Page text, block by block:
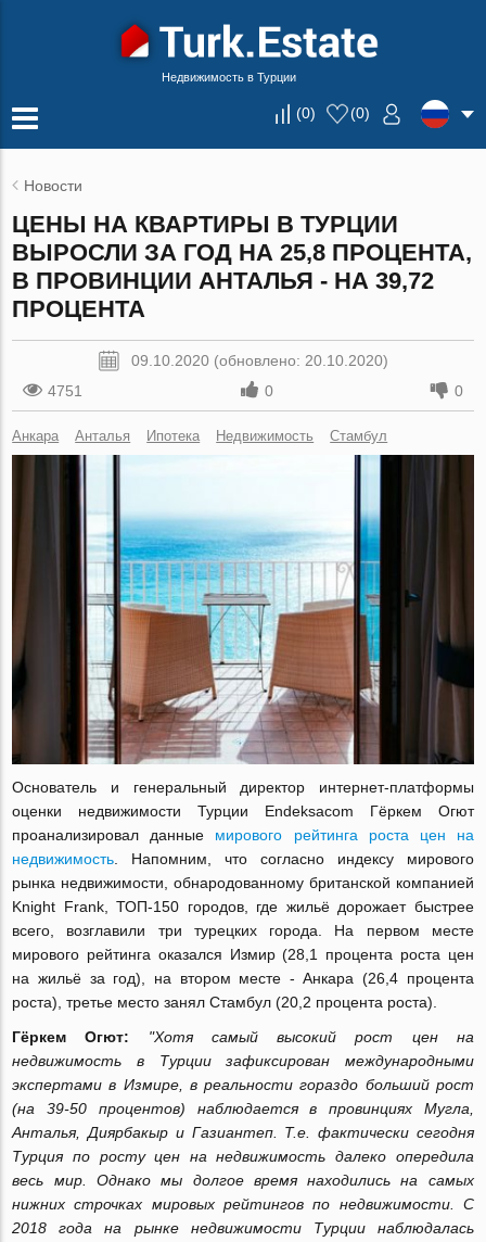
Недвижимость в Турции
(0) (0)
Новости
ЦЕНЫ НА КВАРТИРЫ В ТУРЦИИ
ВЫРОСЛИ ЗА ГОД НА 25,8 ПРОЦЕНТА,
В ПРОВИНЦИИ АНТАЛЬЯ - НА 39,72
ПРОЦЕНТА
09.10.2020 (обновлено: 20.10.2020)
4751
0 0
Анкара Анталья Ипотека Недвижимость Стамбул
Основатель и генеральный директор интернет-платформы
оценки недвижимости Турции Endeksacom Гёркем Огют
проанализировал данные мирового рейтинга роста цен на
недвижимость . Напомним, что согласно индексу мирового
рынка недвижимости, обнародованному британской компанией
Knight Frank, ТОП-150 городов, где жильё дорожает быстрее
всего, возглавили три турецких города. На первом месте
мирового рейтинга оказался Измир (28,1 процента роста цен
на жильё за год), на втором месте - Анкара (26,4 процента
роста), третье место занял Стамбул (20,2 процента роста).
Гёркем Огют: "Хотя самый высокий рост цен на
недвижимость в Турции зафиксирован международными
экспертами в Измире, в реальности гораздо больший рост
(на 39-50 процентов) наблюдается в провинциях Мугла,
Анталья, Диярбакыр и Газиантеп. Т.е. фактически сегодня
Турция по росту цен на недвижимость далеко опередила
весь мир. Однако мы долгое время находились на самых
нижних строчках мировых рейтингов по недвижимости. С
2018 года на рынке недвижимости Турции наблюдалась